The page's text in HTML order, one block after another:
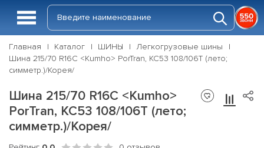
Главная Каталог ШИНЫ
Легкогрузовые шины
Шина 215/70 R16C <Kumho> PorTran, KC53 108/106T (лето;
симметр.)/Корея/
Шина 215/70 R16C <Kumho>
PorTran, KC53 108/106T (лето;
симметр.)/Корея/